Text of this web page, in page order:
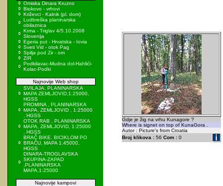
Omiska Dinara Kruzno
Biokovo - vrhovi
Križevci - Kalnik (pl. dom)
Ludbreška planinarska
obilaznica
Krma - Triglav 4/5.10.2008
Slovenija
Egeria put - Hrvatska - Iovia
Sveti Vid - otok Pag
Spilja pod Zir - om
ZIR
Podkilavac-Mudna dol-Hahlići-
Kolac-Podki
Najnovije Web shop
SVILAJA, PLANINARSKA
MAPA ZEMLJOVID,1:25000,
HGSS
PROMINA , PLANINARSKA
MAPA, ZEMLJOVID , 1:25000
, HGSS
OTOK RAB , PLANINARSKA
MAPA, ZEMLJOVID, 1:25000
, HGSS
BRAČ BIKE, BICIKLOM PO
BRAČU, MAPA 1:45000,
HGSS
DINARA-TROGLAVSKA
SKUPINA-ZAPAD
,PLANINARSKA
MAPA,1:25000
Najnovije kampovi
Gdje je žig na vrhu Kunagore ?
Where is signet on top of KunaGora .
Autor : Picture's from Croatia
Broj klikova :56 Com :0